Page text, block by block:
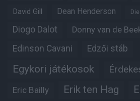
David Gill Dean Henderson
Diogo Dalot Donny van de
Edinson Cavani Edzői stáb
Egykori játékosok
Eric Bailly Erik ten Hag